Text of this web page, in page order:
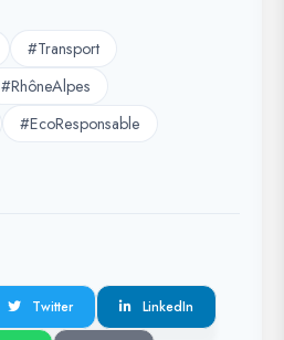
#Transport
#RhôneAlpes
#EcoResponsable
Twitter LinkedIn